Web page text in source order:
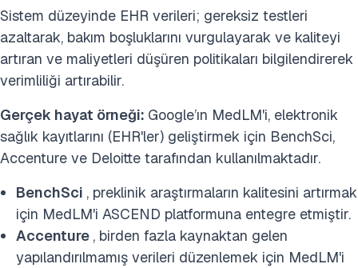
Sistem düzeyinde EHR verileri; gereksiz testleri
azaltarak, bakım boşluklarını vurgulayarak ve kaliteyi
artıran ve maliyetleri düşüren politikaları bilgilendirerek
verimliliği artırabilir.
Gerçek hayat örneği: Google’ın MedLM'i, elektronik
sağlık kayıtlarını (EHR'ler) geliştirmek için BenchSci,
Accenture ve Deloitte tarafından kullanılmaktadır.
BenchSci , preklinik araştırmaların kalitesini artırmak
için MedLM'i ASCEND platformuna entegre etmiştir.
Accenture , birden fazla kaynaktan gelen
yapılandırılmamış verileri düzenlemek için MedLM'i